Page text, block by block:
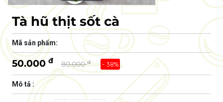
Tà hũ thịt sốt cà
Mã sản phẩm:
50.000 đ 80.000 đ - 38%
Mô tả :